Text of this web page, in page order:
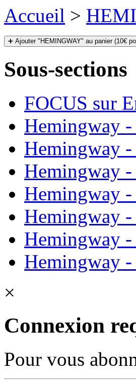
Accueil >
➕ Ajouter "HEMINGWAY" au panier (10€
Sous-sections
FOCUS sur
Hemingway
Hemingway
Hemingway -
Hemingway
Hemingway -
Hemingway
Hemingway
×
Connexion
Pour vous